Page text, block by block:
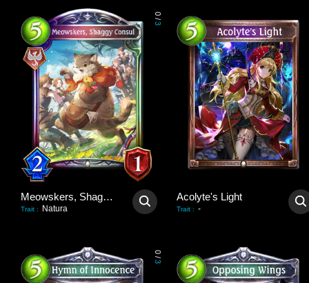
0
/
3
Meowskers, Shaggy Consul
Trait : Natura
Acolyte's Light
Trait : -
0
/
3